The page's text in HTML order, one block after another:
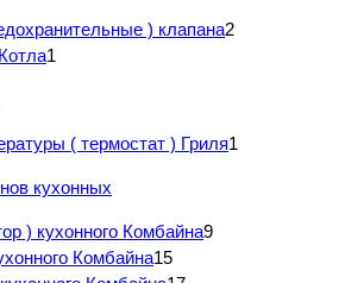
) клапана2
1
( термостат ) Гриля1
кухонных
) кухонного Комбайна9
Комбайна15